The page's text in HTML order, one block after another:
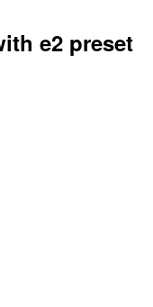
e2 preset